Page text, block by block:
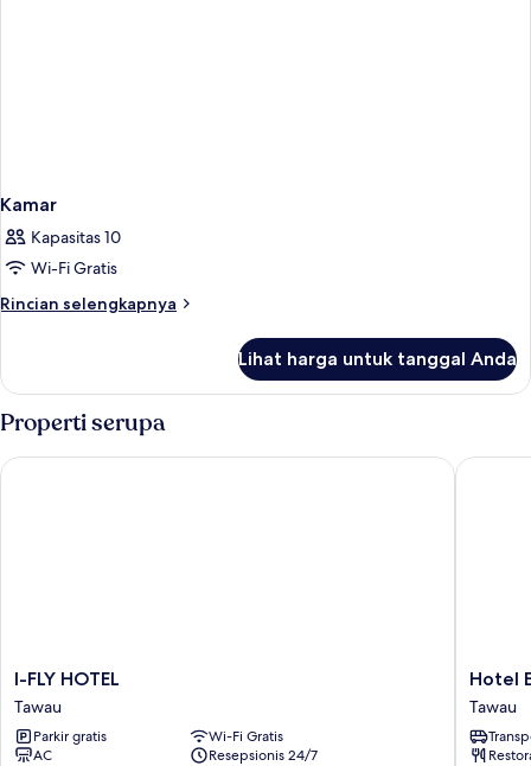
Kamar
Kapasitas 10
Wi-Fi Gratis
Rincian selengkapnya
Rincian
Kamar
Lihat harga untuk tanggal Anda
Properti serupa
I-
FLY
HOTEL
Tawau
I-FLY HOTEL
Tawau
Parkir gratis
Wi-Fi Gratis
AC
Resepsionis 24/7
I-FLY HOTEL
Hotel
Emas
Tawau
Tawau
Hotel
Tawau
Hotel